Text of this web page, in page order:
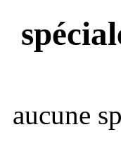
aucune